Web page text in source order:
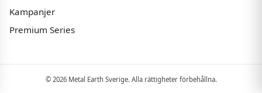
Kampanjer
Premium Series
© 2026 Metal Earth Sverige. Alla rättigheter förbehållna.